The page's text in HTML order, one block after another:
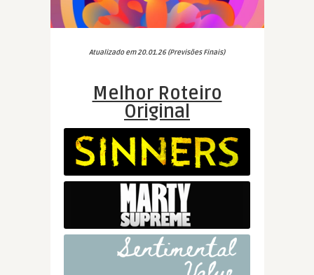
Atualizado em 20.01.26 (Previsões Finais)
Melhor Roteiro
Original